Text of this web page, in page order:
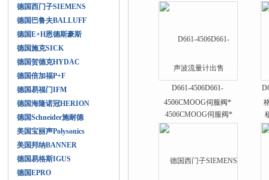
德国西门子SIEMENS
德国巴鲁夫BALLUFF
德国E+H恩德斯豪斯
德国施克SICK
德国贺德克HYDAC
德国倍加福P+F
德国易福门IFM
德国海隆诺冠HERION
德国Schneider施耐德
美国宝丽声Polysonics
美国邦纳BANNER
德国易格斯IGUS
德国EPRO
D661-4506D661-
4506CMOOG伺服阀*